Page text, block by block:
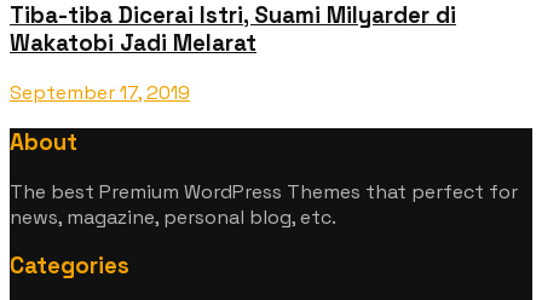
Tiba-tiba Dicerai Istri, Suami Milyarder di
Wakatobi Jadi Melarat
September 17, 2019
About
The best Premium WordPress Themes that perfect for
news, magazine, personal blog, etc.
Categories